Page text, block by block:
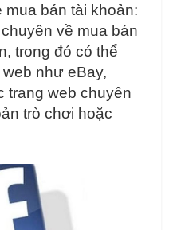
bán tài khoản:
về mua bán
trong đó có thể
như eBay,
trang web chuyên
trò chơi hoặc